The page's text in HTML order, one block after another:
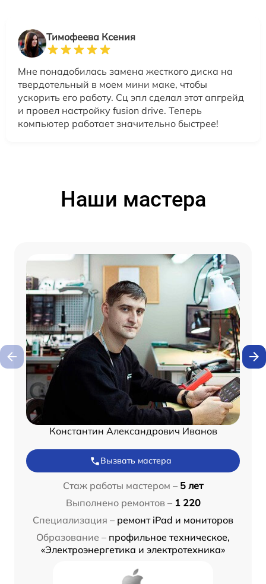
Тимофеева Ксения
Мне понадобилась замена жесткого диска на
твердотельный в моем мини маке, чтобы
ускорить его работу. Сц эпл сделал этот апгрейд
и провел настройку fusion drive. Теперь
компьютер работает значительно быстрее!
Наши мастера
Константин Александрович Иванов
Вызвать мастера
Стаж работы мастером – 5 лет
Выполнено ремонтов – 1 220
Специализация – ремонт iPad и мониторов
Образование – профильное техническое,
«Электроэнергетика и электротехника»